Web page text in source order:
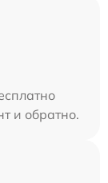
и обратно.